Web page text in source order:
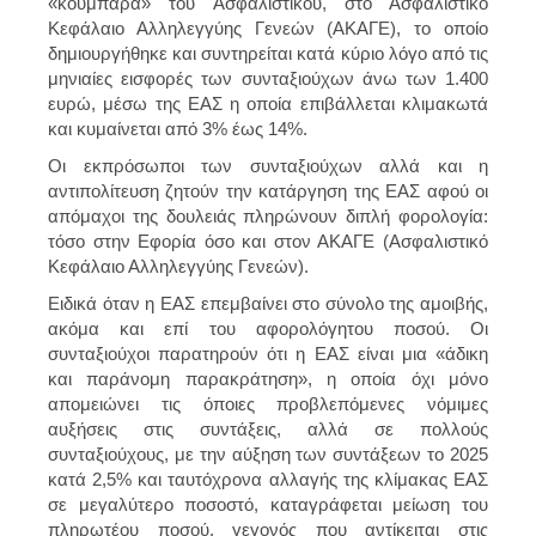
Κεφάλαιο Αλληλεγγύης Γενεών (ΑΚΑΓΕ), το οποίο
δημιουργήθηκε και συντηρείται κατά κύριο λόγο από τις
μηνιαίες εισφορές των συνταξιούχων άνω των 1.400
ευρώ, μέσω της ΕΑΣ η οποία επιβάλλεται κλιμακωτά
και κυμαίνεται από 3% έως 14%.
Οι εκπρόσωποι των συνταξιούχων αλλά και η
αντιπολίτευση ζητούν την κατάργηση της ΕΑΣ αφού οι
απόμαχοι της δουλειάς πληρώνουν διπλή φορολογία:
τόσο στην Εφορία όσο και στον ΑΚΑΓΕ (Ασφαλιστικό
Κεφάλαιο Αλληλεγγύης Γενεών).
Ειδικά όταν η ΕΑΣ επεμβαίνει στο σύνολο της αμοιβής,
ακόμα και επί του αφορολόγητου ποσού. Οι
συνταξιούχοι παρατηρούν ότι η ΕΑΣ είναι μια «άδικη
και παράνομη παρακράτηση», η οποία όχι μόνο
απομειώνει τις όποιες προβλεπόμενες νόμιμες
αυξήσεις στις συντάξεις, αλλά σε πολλούς
συνταξιούχους, με την αύξηση των συντάξεων το 2025
κατά 2,5% και ταυτόχρονα αλλαγής της κλίμακας ΕΑΣ
σε μεγαλύτερο ποσοστό, καταγράφεται μείωση του
πληρωτέου ποσού, γεγονός που αντίκειται στις